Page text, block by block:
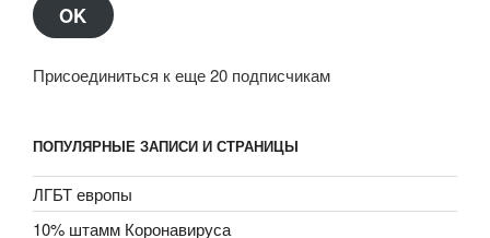
OK
Присоединиться к еще 20 подписчикам
ПОПУЛЯРНЫЕ ЗАПИСИ И СТРАНИЦЫ
ЛГБТ европы
10% штамм Коронавируса